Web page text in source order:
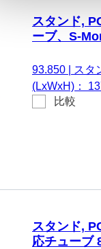
スタンド,
ーブ、S-
93.850
スタ
(LxWxH)：
る。 チュー
比較
スタンド,
応チューブ